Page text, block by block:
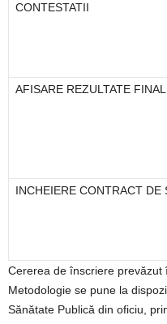
CONTESTATII
AFISARE REZULTATE
INCHEIERE CONTRACT DE
Cererea de înscriere prevăzut
Metodologie se pune la
Sănătate Publică din oficiu,